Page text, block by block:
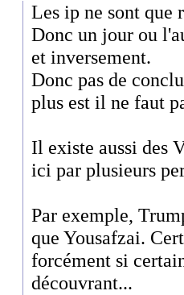
Les ip ne sont que
Donc un jour ou
et inversement.
Donc pas de
plus est il ne faut
Il existe aussi des
ici par plusieurs
Par exemple,
que Yousafzai.
forcément si
découvrant...